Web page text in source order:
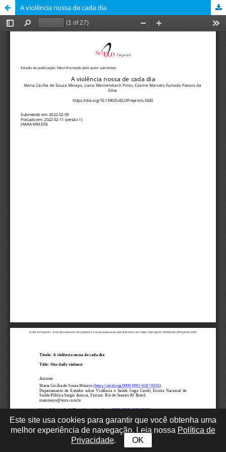
A violência nossa de cada dia
Este site usa cookies para garantir que você obtenha uma
melhor experiência de navegação. Leia nossa Política de
Privacidade. OK